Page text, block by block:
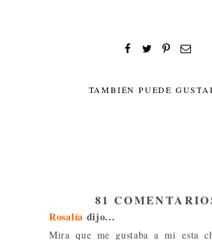
TAMBIÉN PUEDE
81
Rosalía dijo...
Mira que me gustaba a mi esta